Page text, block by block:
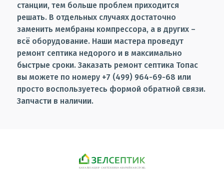
станции, тем больше проблем приходится
решать. В отдельных случаях достаточно
заменить мембраны компрессора, а в других –
всё оборудование. Наши мастера проведут
ремонт септика недорого и в максимально
быстрые сроки. Заказать ремонт септика Топас
вы можете по номеру +7 (499) 964-69-68 или
просто воспользуетесь формой обратной связи.
Запчасти в наличии.